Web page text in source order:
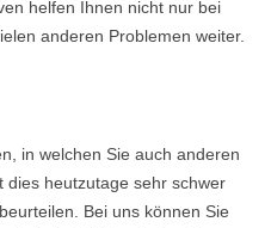
helfen Ihnen nicht nur bei
anderen Problemen weiter.
in welchen Sie auch anderen
dies heutzutage sehr schwer
Bei uns können Sie